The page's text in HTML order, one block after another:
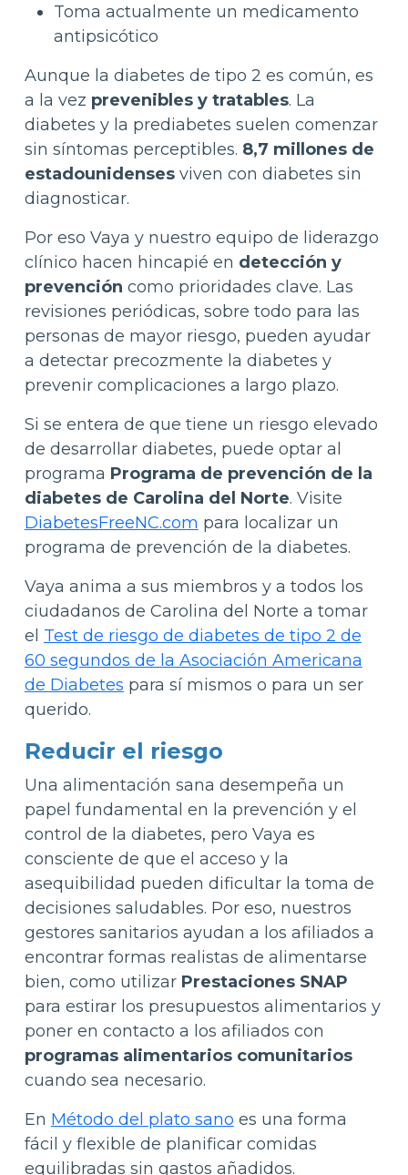
Toma actualmente un medicamento
antipsicótico
Aunque la diabetes de tipo 2 es común, es
a la vez prevenibles y tratables. La
diabetes y la prediabetes suelen comenzar
sin síntomas perceptibles. 8,7 millones de
estadounidensesviven con diabetes sin
diagnosticar.
Por eso Vaya y nuestro equipo de liderazgo
clínico hacen hincapié en detección y
prevención como prioridades clave. Las
revisiones periódicas, sobre todo para las
personas de mayor riesgo, pueden ayudar
a detectar precozmente la diabetes y
prevenir complicaciones a largo plazo.
Si se entera de que tiene un riesgo elevado
de desarrollar diabetes, puede optar al
programa Programa de prevención de la
diabetes de Carolina del Norte. Visite
DiabetesFreeNC.com para localizar un
programa de prevención de la diabetes.
Vaya anima a sus miembros y a todos los
ciudadanos de Carolina del Norte a tomar
el Test de riesgo de diabetes de tipo 2 de
60 segundos de la Asociación Americana
de Diabetes para sí mismos o para un ser
querido.
Reducir el riesgo
Una alimentación sana desempeña un
papel fundamental en la prevención y el
control de la diabetes, pero Vaya es
consciente de que el acceso y la
asequibilidad pueden dificultar la toma de
decisiones saludables. Por eso, nuestros
gestores sanitarios ayudan a los afiliados a
encontrar formas realistas de alimentarse
bien, como utilizar Prestaciones SNAP
para estirar los presupuestos alimentarios y
poner en contacto a los afiliados con
programas alimentarios comunitarios
cuando sea necesario.
En Método del plato sano es una forma
fácil y flexible de planificar comidas
equilibradas sin gastos añadidos.